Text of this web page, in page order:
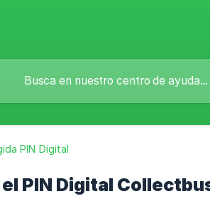
PIN Digital
PIN Digital